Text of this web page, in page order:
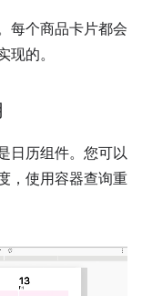
每个商品卡片都会
的。
日历组件。您可以
，使用容器查询重